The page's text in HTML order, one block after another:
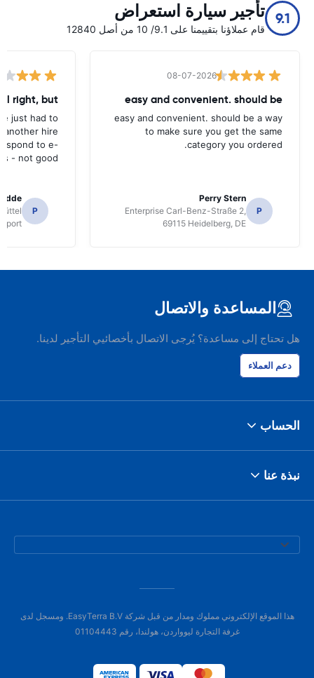
9.1 تأجير سيارة استعراض
قام عملاؤنا بتقييمنا على 9.1/ 10 من أصل 12840
08-07-2026
easy and convenient. should be
easy and convenient. should be a way
to make sure you get the same
category you ordered.
P
Perry Stern
Enterprise Carl-Benz-Straße 2,
69115 Heidelberg, DE
right, but
just had to
another hire
to e-
- not good.
P
المساعدة والاتصال
هل تحتاج إلى مساعدة؟ يُرجى الاتصال بأخصائيي التأجير لدينا.
دعم العملاء
الحساب
نبذة عنا
هذا الموقع الإلكتروني مملوك ومدار من قبل شركة EasyTerra B.V. ومسجل لدى
غرفة التجارة ليوواردن، هولندا، رقم 01104443